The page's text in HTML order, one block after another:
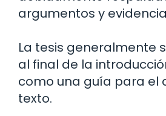
argumentos y
La tesis generalmente
al final de la
como una guía para el
texto.